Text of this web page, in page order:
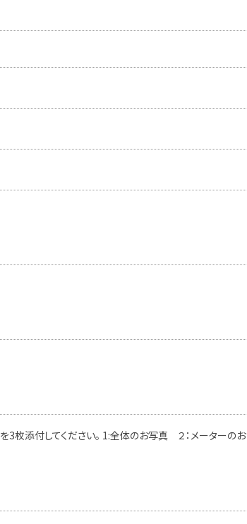
枚添付してください。 1:全体のお写真 ２：メーターのお